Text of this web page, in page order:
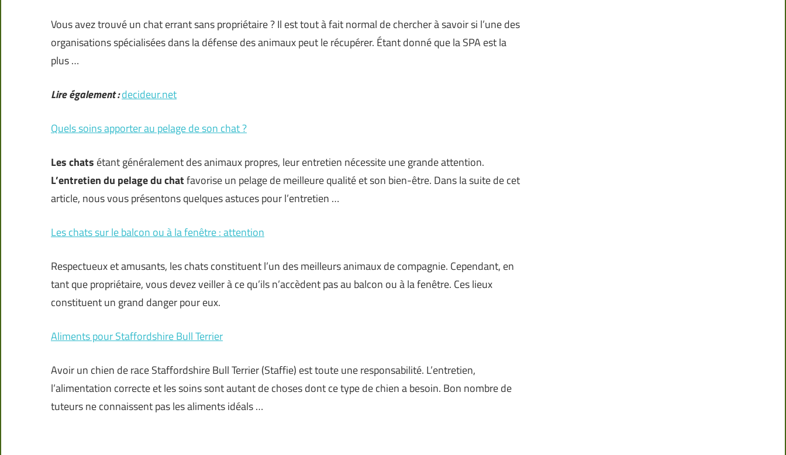
Vous avez trouvé un chat errant sans propriétaire ? Il est tout à fait normal de chercher à savoir si l’une des
organisations spécialisées dans la défense des animaux peut le récupérer. Étant donné que la SPA est la
plus …
Lire également :decideur.net
Quels soins apporter au pelage de son chat ?
Les chats étant généralement des animaux propres, leur entretien nécessite une grande attention.
L’entretien du pelage du chatfavorise un pelage de meilleure qualité et son bien-être. Dans la suite de cet
article, nous vous présentons quelques astuces pour l’entretien …
Les chats sur le balcon ou à la fenêtre : attention
Respectueux et amusants, les chats constituent l’un des meilleurs animaux de compagnie. Cependant, en
tant que propriétaire, vous devez veiller à ce qu’ils n’accèdent pas au balcon ou à la fenêtre. Ces lieux
constituent un grand danger pour eux.
Aliments pour Staffordshire Bull Terrier
Avoir un chien de race Staffordshire Bull Terrier (Staffie) est toute une responsabilité. L’entretien,
l’alimentation correcte et les soins sont autant de choses dont ce type de chien a besoin. Bon nombre de
tuteurs ne connaissent pas les aliments idéals …